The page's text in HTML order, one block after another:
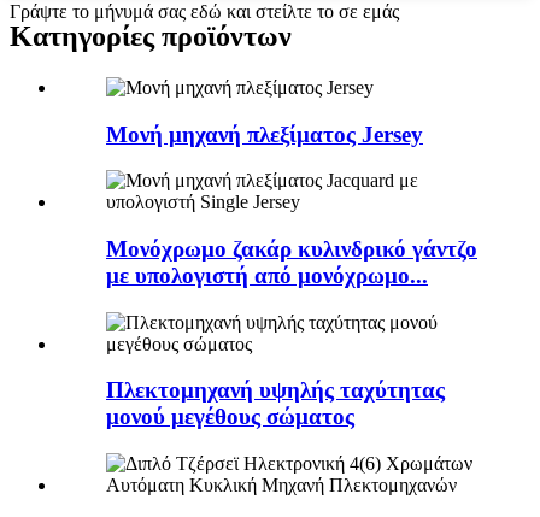
Γράψτε το μήνυμά σας εδώ και στείλτε το σε εμάς
Κατηγορίες προϊόντων
Μονή μηχανή πλεξίματος Jersey
Μονόχρωμο ζακάρ κυλινδρικό γάντζο
με υπολογιστή από μονόχρωμο...
Πλεκτομηχανή υψηλής ταχύτητας
μονού μεγέθους σώματος